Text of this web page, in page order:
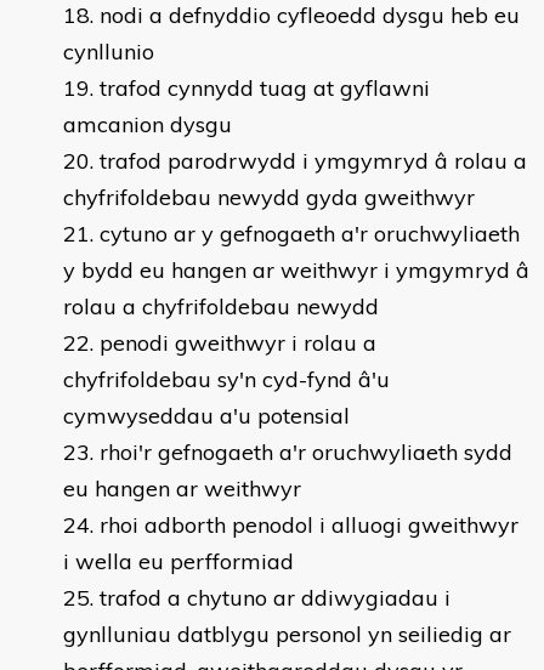
nodi a defnyddio cyfleoedd dysgu heb eu
cynllunio
trafod cynnydd tuag at gyflawni
amcanion dysgu
trafod parodrwydd i ymgymryd â rolau a
chyfrifoldebau newydd gyda gweithwyr
cytuno ar y gefnogaeth a'r oruchwyliaeth
y bydd eu hangen ar weithwyr i ymgymryd â
rolau a chyfrifoldebau newydd
penodi gweithwyr i rolau a
chyfrifoldebau sy'n cyd-fynd â'u
cymwyseddau a'u potensial
rhoi'r gefnogaeth a'r oruchwyliaeth sydd
eu hangen ar weithwyr
rhoi adborth penodol i alluogi gweithwyr
i wella eu perfformiad
trafod a chytuno ar ddiwygiadau i
gynlluniau datblygu personol yn seiliedig ar